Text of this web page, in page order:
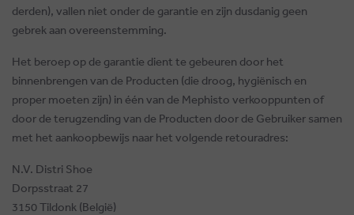
derden), vallen niet onder de garantie en zijn dusdanig geen
gebrek aan overeenstemming.
Het beroep op de garantie dient te gebeuren door het
binnenbrengen van de Producten (die droog, hygiënisch en
proper moeten zijn) in één van de Mephisto verkooppunten of
door de terugzending van de Producten door de Gebruiker samen
met het aankoopbewijs naar het volgende retouradres:
N.V. Distri Shoe
Dorpsstraat 27
3150 Tildonk (België)